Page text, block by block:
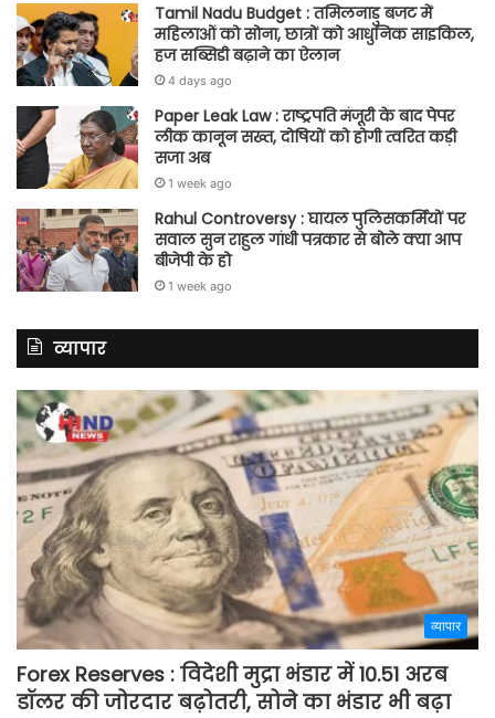
Tamil Nadu Budget : तमिलनाडु बजट में
महिलाओं को सोना, छात्रों को आधुनिक साइकिल,
हज सब्सिडी बढ़ाने का ऐलान
4 days ago
Paper Leak Law : राष्ट्रपति मंजूरी के बाद पेपर
लीक कानून सख्त, दोषियों को होगी त्वरित कड़ी
सजा अब
1 week ago
Rahul Controversy : घायल पुलिसकर्मियों पर
सवाल सुन राहुल गांधी पत्रकार से बोले क्या आप
बीजेपी के हो
1 week ago
व्यापार
व्यापार
Forex Reserves : विदेशी मुद्रा भंडार में 10.51 अरब
डॉलर की जोरदार बढ़ोतरी, सोने का भंडार भी बढ़ा